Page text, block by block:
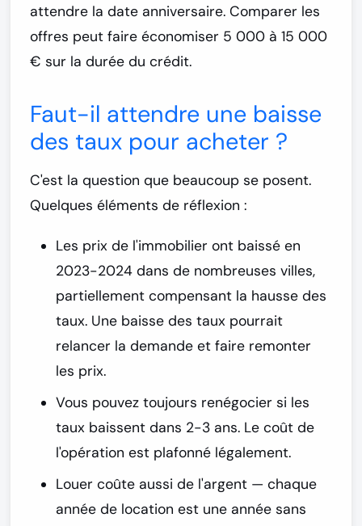
attendre la date anniversaire. Comparer les
offres peut faire économiser 5 000 à 15 000
€ sur la durée du crédit.
Faut-il attendre une baisse
des taux pour acheter ?
C'est la question que beaucoup se posent.
Quelques éléments de réflexion :
Les prix de l'immobilier ont baissé en
2023-2024 dans de nombreuses villes,
partiellement compensant la hausse des
taux. Une baisse des taux pourrait
relancer la demande et faire remonter
les prix.
Vous pouvez toujours renégocier si les
taux baissent dans 2-3 ans. Le coût de
l'opération est plafonné légalement.
Louer coûte aussi de l'argent — chaque
année de location est une année sans